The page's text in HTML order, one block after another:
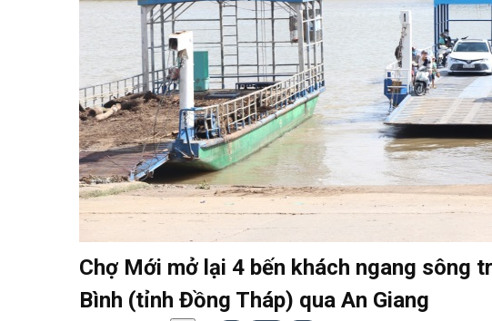
Chợ Mới mở lại 4 bến khách ngang sông
Bình (tỉnh Đồng Tháp) qua An Giang